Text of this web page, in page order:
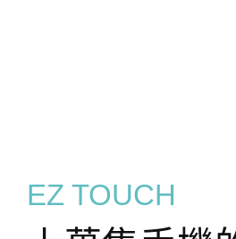
EZ TOUCH